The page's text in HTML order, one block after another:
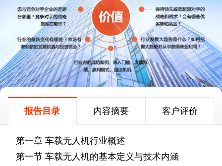
报告目录 内容摘要 客户评价
第一章 车载无人机行业概述
第一节 车载无人机的基本定义与技术内涵